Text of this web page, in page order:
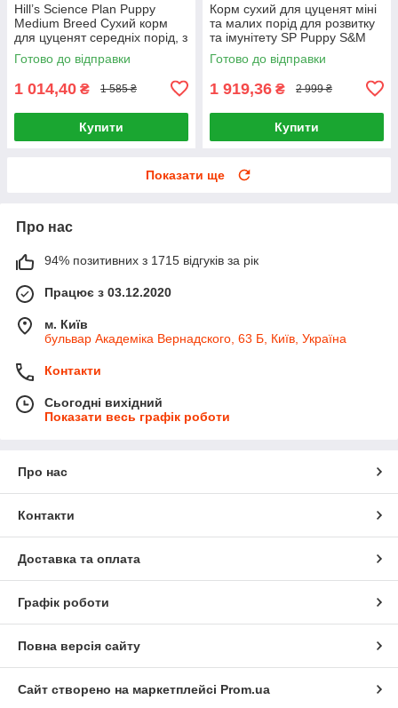
Hill’s Science Plan Puppy
Medium Breed Сухий корм
для цуценят середніх порід, з
ягням і рисом, 2,5 кг
Готово до відправки
1 014,40 ₴ 1 585 ₴
Купити
Корм сухий для цуценят міні
та малих порід для розвитку
та імунітету SP Puppy S&M
L&R 6кг, Ягня та рис
Готово до відправки
1 919,36 ₴ 2 999 ₴
Купити
Показати ще
Про нас
94% позитивних з 1715 відгуків за рік
Працює з 03.12.2020
м. Київ
бульвар Академіка Вернадского, 63 Б, Київ, Україна
Контакти
Сьогодні вихідний
Показати весь графік роботи
Про нас
Контакти
Доставка та оплата
Графік роботи
Повна версія сайту
Сайт створено на маркетплейсі Prom.ua